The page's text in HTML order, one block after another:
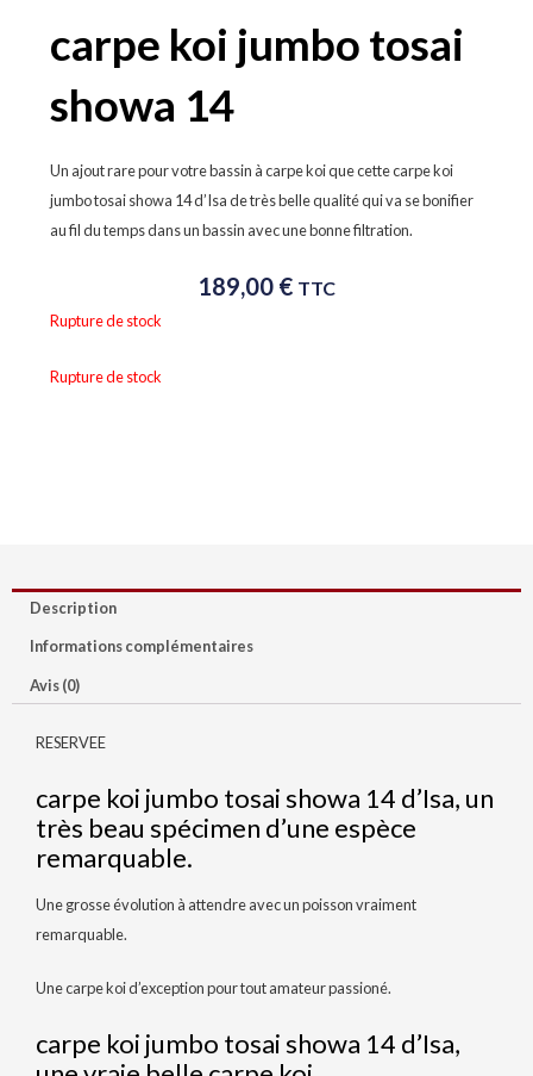
carpe koi jumbo tosai
showa 14
Un ajout rare pour votre bassin à carpe koi que cette carpe koi
jumbo tosai showa 14 d’Isa de très belle qualité qui va se bonifier
au fil du temps dans un bassin avec une bonne filtration.
189,00 € TTC
Rupture de stock
Rupture de stock
Description
Informations complémentaires
Avis (0)
RESERVEE
carpe koi jumbo tosai showa 14 d’Isa, un
très beau spécimen d’une espèce
remarquable.
Une grosse évolution à attendre avec un poisson vraiment
remarquable.
Une carpe koi d’exception pour tout amateur passioné.
carpe koi jumbo tosai showa 14 d’Isa,